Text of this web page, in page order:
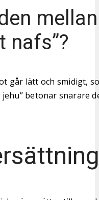
nafs”?
går lätt och smidigt,
betonar snarare